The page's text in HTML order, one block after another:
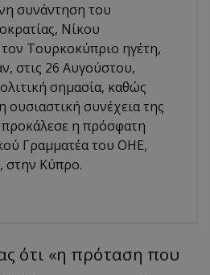
συνάντηση του
Νίκου
Τουρκοκύπριο ηγέτη,
στις 26 Αυγούστου,
σημασία, καθώς
ουσιαστική συνέχεια της
προκάλεσε η πρόσφατη
Γραμματέα του ΟΗΕ,
στην Κύπρο.
ότι «η πρόταση που